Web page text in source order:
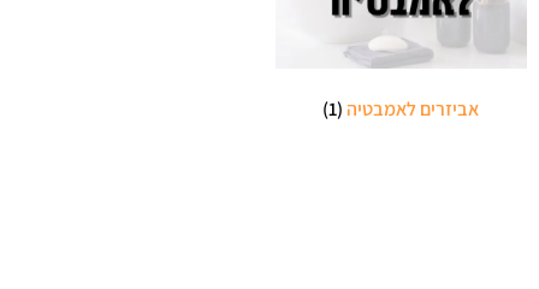
אביזרים לאמבטיה(1)